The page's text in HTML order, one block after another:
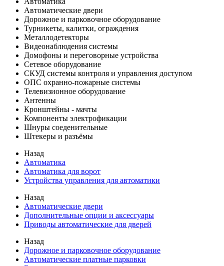
Автоматические двери
Дорожное и парковочное оборудование
Турникеты, калитки, ограждения
Металлодетекторы
Видеонаблюдения cистемы
Домофоны и переговорные устройства
Сетевое оборудование
СКУД системы контроля и управления доступом
ОПС охранно-пожарные системы
Телевизионное оборудование
Антенны
Кронштейны - мачты
Компоненты электрофикации
Шнуры соеденительные
Штекеры и разъёмы
Назад
Автоматика
Автоматика для ворот
Устройства управления для автоматики
Назад
Автоматические двери
Дополнительные опции и аксессуары
Приводы автоматические для дверей
Назад
Дорожное и парковочное оборудование
Автоматические платные парковки